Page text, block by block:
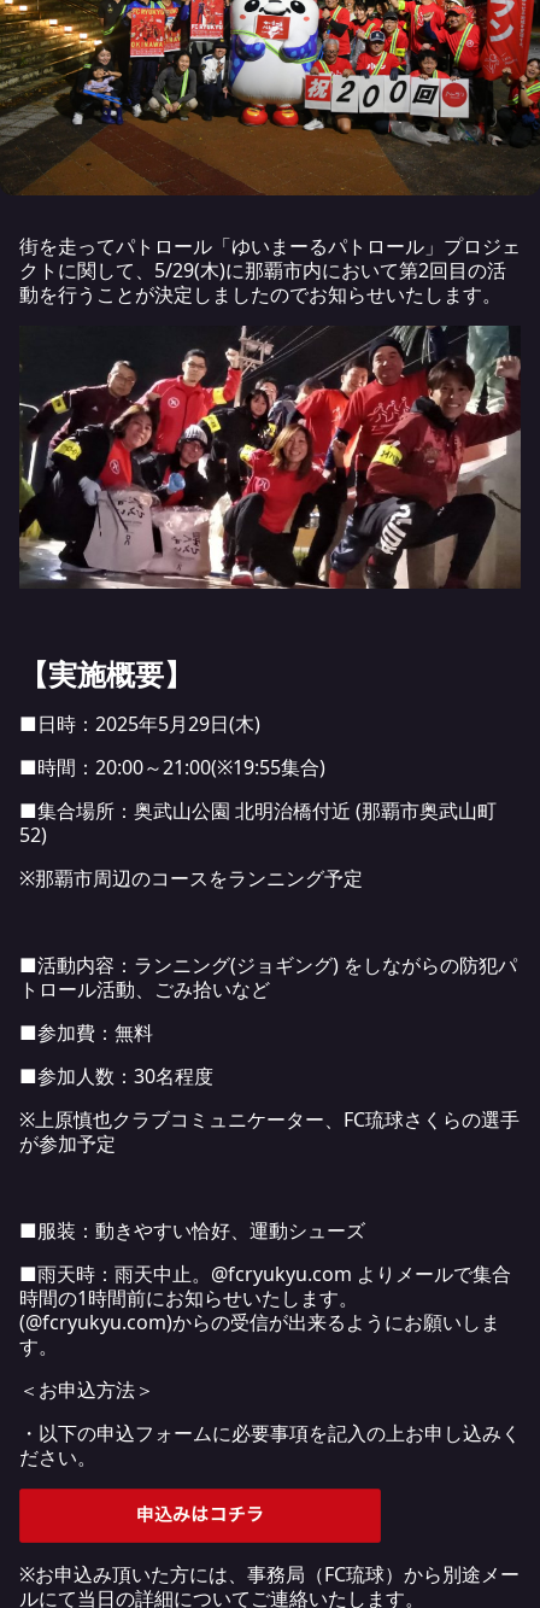
街を走ってパトロール「ゆいまーるパトロール」プロジェ
クトに関して、5/29(木)に那覇市内において第2回目の活
動を行うことが決定しましたのでお知らせいたします。
【実施概要】
■日時：2025年5月29日(木)
■時間：20:00～21:00(※19:55集合)
■集合場所：奥武山公園 北明治橋付近 (那覇市奥武山町
52)
※那覇市周辺のコースをランニング予定
■活動内容：ランニング(ジョギング) をしながらの防犯パ
トロール活動、ごみ拾いなど
■参加費：無料
■参加人数：30名程度
※上原慎也クラブコミュニケーター、FC琉球さくらの選手
が参加予定
■服装：動きやすい恰好、運動シューズ
■雨天時：雨天中止。@fcryukyu.com よりメールで集合
時間の1時間前にお知らせいたします。
(@fcryukyu.com)からの受信が出来るようにお願いしま
す。
＜お申込方法＞
・以下の申込フォームに必要事項を記入の上お申し込みく
ださい。
※お申込み頂いた方には、事務局（FC琉球）から別途メー
ルにて当日の詳細についてご連絡いたします。